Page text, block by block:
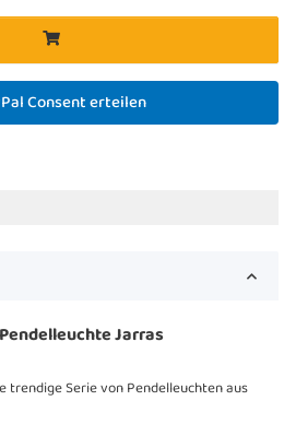
Consent erteilen
Jarras
trendige Serie von Pendelleuchten aus